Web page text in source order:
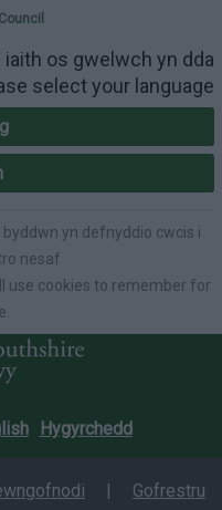
os gwelwch yn dda
select your language
yn defnyddio cwcis i
nesaf
use cookies to remember for
Hygyrchedd
| Gofrestru